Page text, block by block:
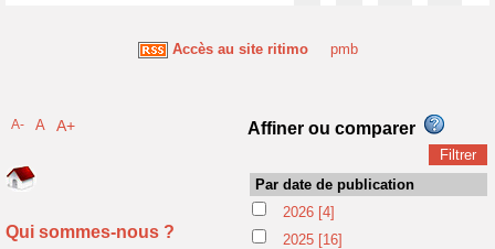
Accès au site ritimo pmb
A- A A+
Qui sommes-nous ?
Affiner ou comparer
Par date de publication
2026 [4]
2025 [16]